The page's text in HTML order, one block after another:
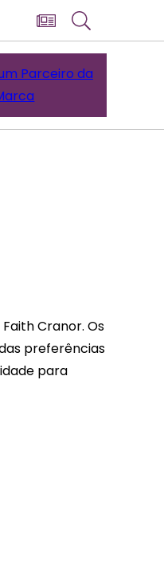
Parceiro da
Cranor. Os
preferências
para